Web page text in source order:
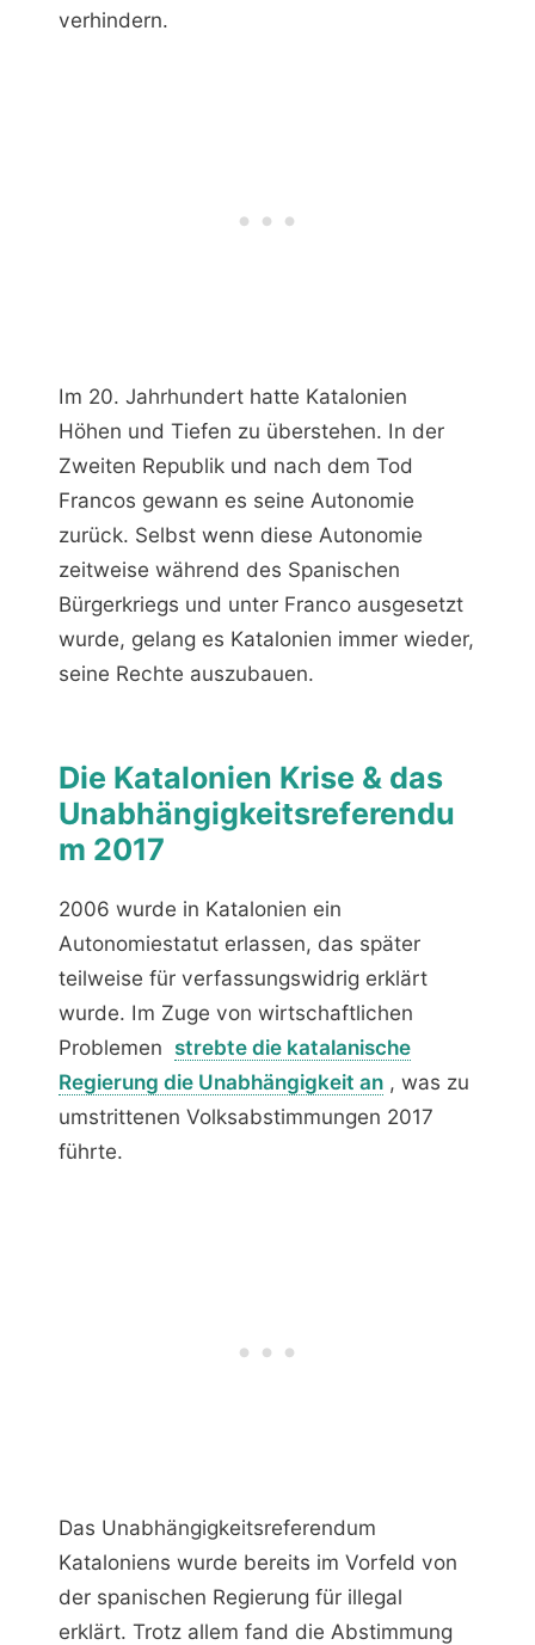
verhindern.
Im 20. Jahrhundert hatte Katalonien
Höhen und Tiefen zu überstehen. In der
Zweiten Republik und nach dem Tod
Francos gewann es seine Autonomie
zurück. Selbst wenn diese Autonomie
zeitweise während des Spanischen
Bürgerkriegs und unter Franco ausgesetzt
wurde, gelang es Katalonien immer wieder,
seine Rechte auszubauen.
Die Katalonien Krise & das
Unabhängigkeitsreferendu
m 2017
2006 wurde in Katalonien ein
Autonomiestatut erlassen, das später
teilweise für verfassungswidrig erklärt
wurde. Im Zuge von wirtschaftlichen
Problemen strebte die katalanische
Regierung die Unabhängigkeit an , was zu
umstrittenen Volksabstimmungen 2017
führte.
Das Unabhängigkeitsreferendum
Kataloniens wurde bereits im Vorfeld von
der spanischen Regierung für illegal
erklärt. Trotz allem fand die Abstimmung